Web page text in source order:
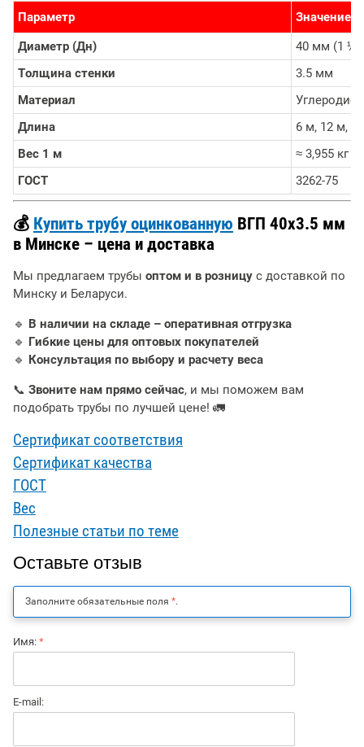
Параметр
Значение
Диаметр (Дн)
40 мм (1 ½
Толщина стенки
3.5 мм
Материал
Длина
6 м, 12 м,
Вес 1 м
≈ 3,955 кг
ГОСТ
3262-75
💰 Купить трубу оцинкованную ВГП 40х3.5 мм
в Минске – цена и доставка
Мы предлагаем трубы оптом и в розницу с доставкой по
Минску и Беларуси.
🔹 В наличии на складе – оперативная отгрузка
🔹 Гибкие цены для оптовых покупателей
🔹 Консультация по выбору и расчету веса
📞 Звоните нам прямо сейчас, и мы поможем вам
подобрать трубы по лучшей цене! 🚛
Сертификат соответствия
Сертификат качества
ГОСТ
Вес
Полезные статьи по теме
Оставьте отзыв
Заполните обязательные поля *.
Имя: *
E-mail: